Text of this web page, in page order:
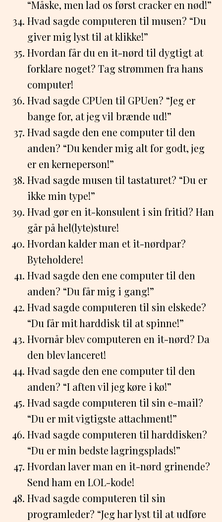
“Måske, men lad os først cracker en nød!”
Hvad sagde computeren til musen? “Du
giver mig lyst til at klikke!”
Hvordan får du en it-nørd til dygtigt at
forklare noget? Tag strømmen fra hans
computer!
Hvad sagde CPUen til GPUen? “Jeg er
bange for, at jeg vil brænde ud!”
Hvad sagde den ene computer til den
anden? “Du kender mig alt for godt, jeg
er en kerneperson!”
Hvad sagde musen til tastaturet? “Du er
ikke min type!”
Hvad gør en it-konsulent i sin fritid? Han
går på hel(lyte)sture!
Hvordan kalder man et it-nørdpar?
Byteholdere!
Hvad sagde den ene computer til den
anden? “Du får mig i gang!”
Hvad sagde computeren til sin elskede?
“Du får mit harddisk til at spinne!”
Hvornår blev computeren en it-nørd? Da
den blev lanceret!
Hvad sagde den ene computer til den
anden? “I aften vil jeg køre i kø!”
Hvad sagde computeren til sin e-mail?
“Du er mit vigtigste attachment!”
Hvad sagde computeren til harddisken?
“Du er min bedste lagringsplads!”
Hvordan laver man en it-nørd grinende?
Send ham en LOL-kode!
Hvad sagde computeren til sin
programleder? “Jeg har lyst til at udføre